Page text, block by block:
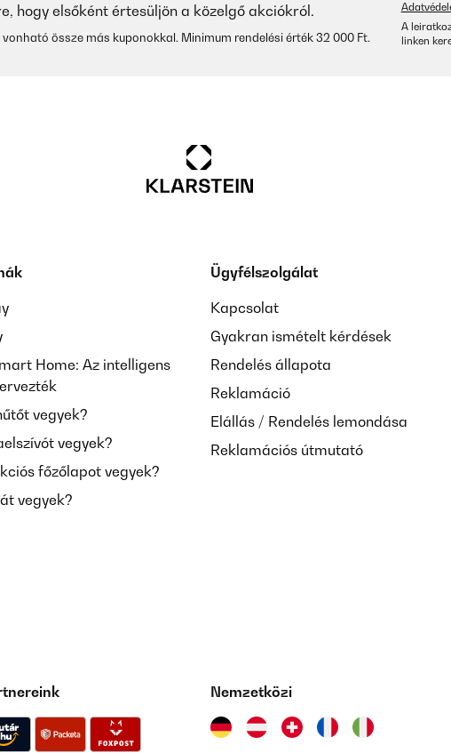
hogy elsőként értesüljön a közelgő akciókról.
össze más kuponokkal. Minimum rendelési érték 32 000 Ft.
A
linken
Home: Az intelligens
vegyek?
vegyek?
főzőlapot vegyek?
vegyek?
Ügyfélszolgálat
Kapcsolat
Gyakran ismételt kérdések
Rendelés állapota
Reklamáció
Elállás / Rendelés lemondása
Reklamációs útmutató
Nemzetközi